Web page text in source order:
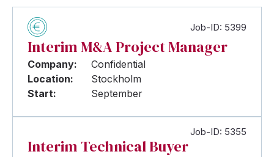
Job-ID: 5399
Interim M&A Project Manager
Company:
Confidential
Location:
Stockholm
Start:
September
Job-ID: 5355
Interim Technical Buyer